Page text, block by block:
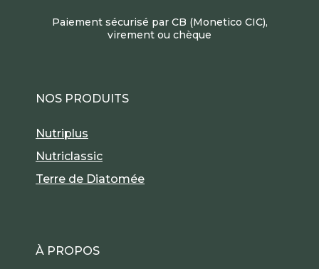
Paiement sécurisé par CB (Monetico CIC),
virement ou chèque
NOS PRODUITS
Nutriplus
Nutriclassic
Terre de Diatomée
À PROPOS